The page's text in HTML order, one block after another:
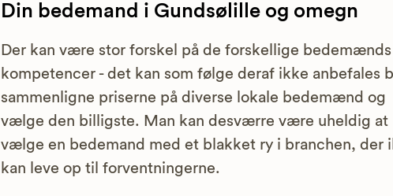
Din bedemand i Gundsølille og omegn
Der kan være stor forskel på de forskellige bedemænds
kompetencer - det kan som følge deraf ikke anbefales
sammenligne priserne på diverse lokale bedemænd og
vælge den billigste. Man kan desværre være uheldig at
vælge en bedemand med et blakket ry i branchen, der
kan leve op til forventningerne.